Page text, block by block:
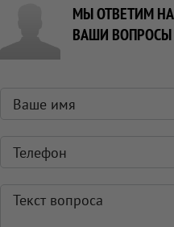
МЫ ОТВЕТИМ НА
ВАШИ ВОПРОСЫ